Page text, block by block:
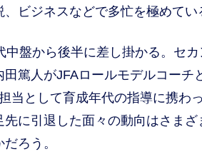
ビジネスなどで多忙を極めて
盤から後半に差し掛かる。セ
篤人がJFAロールモデルコー
当として育成年代の指導に携わ
に引退した面々の動向はさま
ろう。